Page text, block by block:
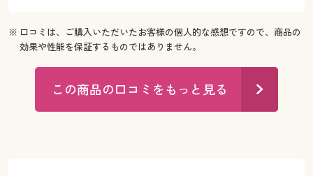
※ 口コミは、ご購入いただいたお客様の個人的な感想ですので、商品の
効果や性能を保証するものではありません。
この商品の口コミをもっと見る